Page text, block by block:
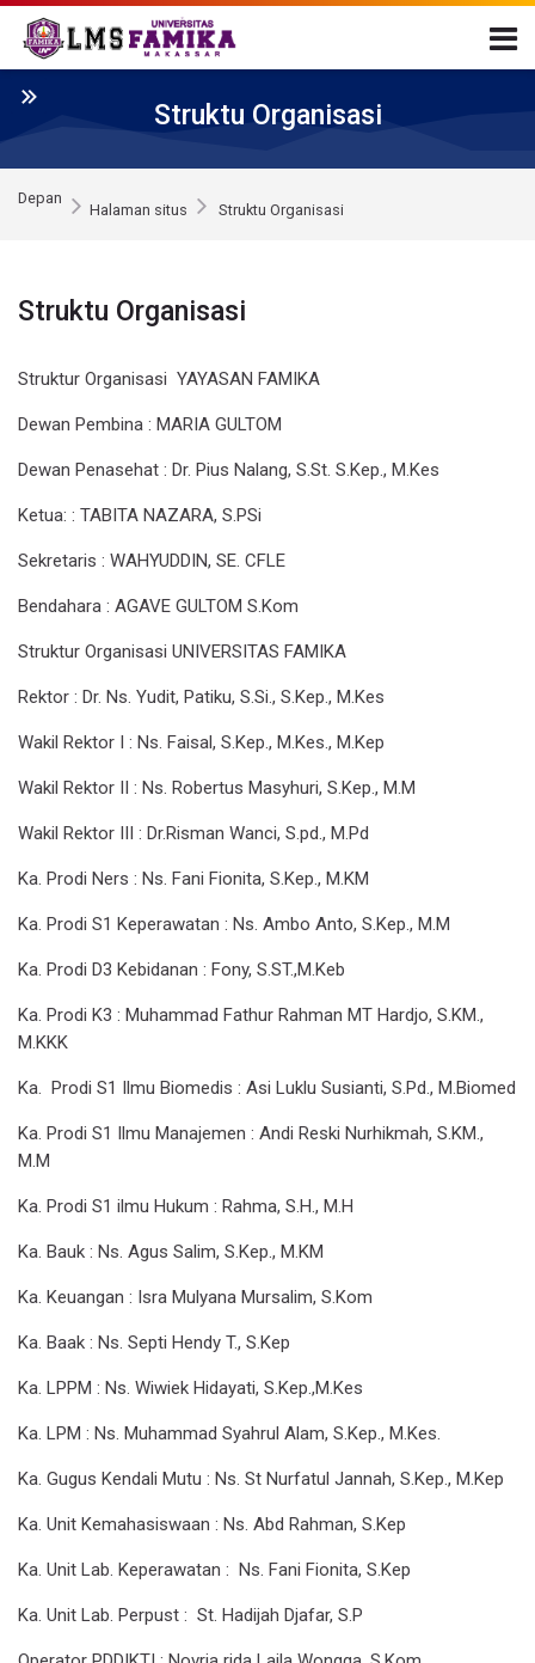
Skip to navigation
Skip to login form
Loncat ke konten utama
Skip to accessibility options
Skip to footer
Skip accessibility options
Struktu Organisasi
Depan
Halaman situs Struktu Organisasi
Struktu Organisasi
Struktur Organisasi YAYASAN FAMIKA
Dewan Pembina : MARIA GULTOM
Dewan Penasehat : Dr. Pius Nalang, S.St. S.Kep., M.Kes
Ketua: : TABITA NAZARA, S.PSi
Sekretaris : WAHYUDDIN, SE. CFLE
Bendahara : AGAVE GULTOM S.Kom
Struktur Organisasi UNIVERSITAS FAMIKA
Rektor : Dr. Ns. Yudit, Patiku, S.Si., S.Kep., M.Kes
Wakil Rektor I : Ns. Faisal, S.Kep., M.Kes., M.Kep
Wakil Rektor II : Ns. Robertus Masyhuri, S.Kep., M.M
Wakil Rektor III : Dr.Risman Wanci, S.pd., M.Pd
Ka. Prodi Ners : Ns. Fani Fionita, S.Kep., M.KM
Ka. Prodi S1 Keperawatan : Ns. Ambo Anto, S.Kep., M.M
Ka. Prodi D3 Kebidanan : Fony, S.ST.,M.Keb
Ka. Prodi K3 : Muhammad Fathur Rahman MT Hardjo, S.KM.,
M.KKK
Ka. Prodi S1 Ilmu Biomedis : Asi Luklu Susianti, S.Pd., M.Biomed
Ka. Prodi S1 Ilmu Manajemen : Andi Reski Nurhikmah, S.KM.,
M.M
Ka. Prodi S1 ilmu Hukum : Rahma, S.H., M.H
Ka. Bauk : Ns. Agus Salim, S.Kep., M.KM
Ka. Keuangan : Isra Mulyana Mursalim, S.Kom
Ka. Baak : Ns. Septi Hendy T., S.Kep
Ka. LPPM : Ns. Wiwiek Hidayati, S.Kep.,M.Kes
Ka. LPM : Ns. Muhammad Syahrul Alam, S.Kep., M.Kes.
Ka. Gugus Kendali Mutu : Ns. St Nurfatul Jannah, S.Kep., M.Kep
Ka. Unit Kemahasiswaan : Ns. Abd Rahman, S.Kep
Ka. Unit Lab. Keperawatan : Ns. Fani Fionita, S.Kep
Ka. Unit Lab. Perpust : St. Hadijah Djafar, S.P